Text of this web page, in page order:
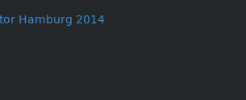
Hamburg 2014